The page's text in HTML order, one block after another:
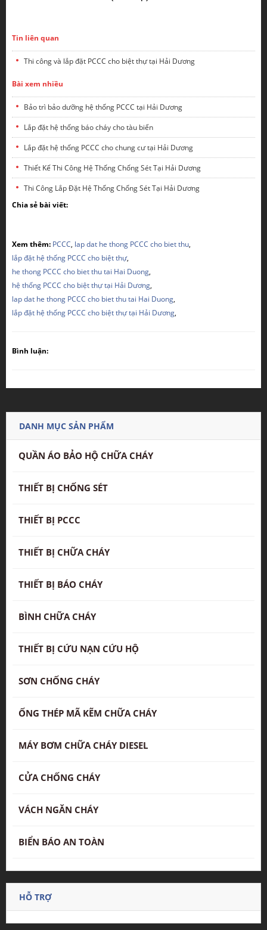
Tin liên quan
Thi công và lắp đặt PCCC cho biệt thự tại Hải Dương
Bài xem nhiều
Bảo trì bảo dưỡng hệ thống PCCC tại Hải Dương
Lắp đặt hệ thống báo cháy cho tàu biển
Lắp đặt hệ thống PCCC cho chung cư tại Hải Dương
Thiết Kế Thi Công Hệ Thống Chống Sét Tại Hải Dương
Thi Công Lắp Đặt Hệ Thống Chống Sét Tại Hải Dương
Chia sẻ bài viết:
Xem thêm: PCCC, lap dat he thong PCCC cho biet thu,
lắp đặt hệ thống PCCC cho biệt thự,
he thong PCCC cho biet thu tai Hai Duong,
hệ thống PCCC cho biệt thự tại Hải Dương,
lap dat he thong PCCC cho biet thu tai Hai Duong,
lắp đặt hệ thống PCCC cho biệt thự tại Hải Dương,
Bình luận:
DANH MỤC SẢN PHẨM
QUẦN ÁO BẢO HỘ CHỮA CHÁY
THIẾT BỊ CHỐNG SÉT
THIẾT BỊ PCCC
THIẾT BỊ CHỮA CHÁY
THIẾT BỊ BÁO CHÁY
BÌNH CHỮA CHÁY
THIẾT BỊ CỨU NẠN CỨU HỘ
SƠN CHỐNG CHÁY
ỐNG THÉP MÃ KẼM CHỮA CHÁY
MÁY BƠM CHỮA CHÁY DIESEL
CỬA CHỐNG CHÁY
VÁCH NGĂN CHÁY
BIỂN BÁO AN TOÀN
HỖ TRỢ